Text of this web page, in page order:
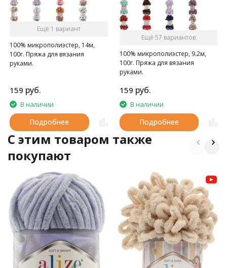
Ещё 1 вариант
100% микрополиэстер, 14м,
100г. Пряжа для вязания
руками.
159 руб.
В наличии
Подробнее
Ещё 57 вариантов
100% микрополиэстер, 9.2м,
100г. Пряжа для вязания
руками.
159 руб.
В наличии
Подробнее
C этим товаром также
покупают